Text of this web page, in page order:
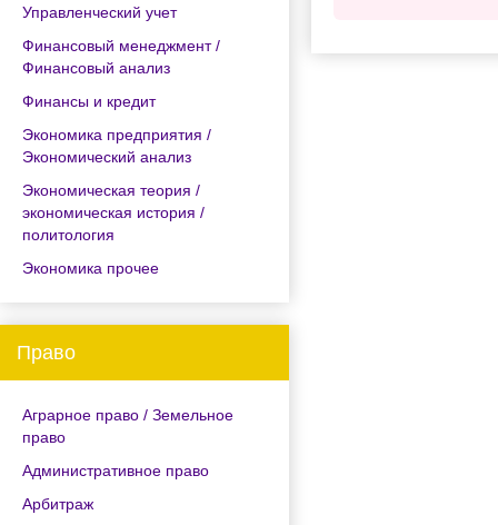
Управленческий учет
Финансовый менеджмент /
Финансовый анализ
Финансы и кредит
Экономика предприятия /
Экономический анализ
Экономическая теория /
экономическая история /
политология
Экономика прочее
Право
Аграрное право / Земельное
право
Административное право
Арбитраж